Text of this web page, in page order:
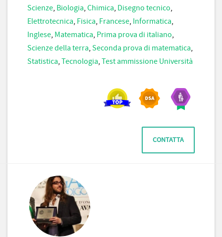
Scienze, Biologia, Chimica, Disegno tecnico,
Elettrotecnica, Fisica, Francese, Informatica,
Inglese, Matematica, Prima prova di italiano,
Scienze della terra, Seconda prova di matematica,
Statistica, Tecnologia, Test ammissione Università
CONTATTA